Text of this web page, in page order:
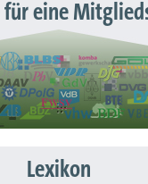
für eine
Lexikon